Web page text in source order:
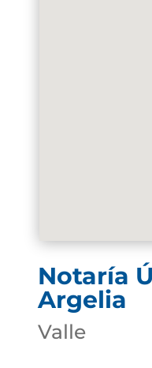
Notaría
Argelia
Valle